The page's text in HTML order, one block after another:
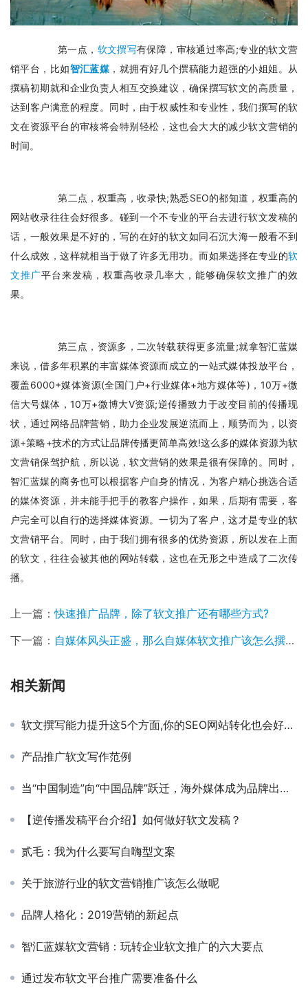
第一点， 软文撰写有保障，审核通过率高;专业的软文营
销平台，比如智汇蓝媒 ，就拥有好几个撰稿能力超强的小姐姐。从
撰稿初期就和企业负责人相互交换建议，确保撰写软文的高质量，
达到客户满意的程度。同时，由于权威性和专业性，我们撰写的软
文在资源平台的审核将会特别轻松，这也会大大的减少软文营销的
时间。
第二点，权重高，收录快;熟悉SEO的都知道，权重高的
网站收录往往会好很多。碰到一个不专业的平台去进行软文发稿的
话，一般效果是不好的，写的在好的软文如同石沉大海一般看不到
什么成效，这样就相当于做了许多无用功。而如果选择在专业的软
文推广平台来发稿，权重高收录几率大，能够确保软文推广的效
果。
第三点，资源多，二次转载获得更多流量;就拿智汇蓝媒
来说，借多年积累的丰富媒体资源而成立的一站式媒体投放平台，
覆盖6000+媒体资源(全国门户+行业媒体+地方媒体等)，10万+微
信大号媒体，10万+微博大V资源;逆传播致力于改变目前的传播现
状，通过网络品牌营销，助力企业发展逆流而上，顺势而为，以资
源+策略+技术的方式让品牌传播更简单高效!这么多的媒体资源为软
文营销保驾护航，所以说，软文营销的效果是很有保障的。同时，
智汇蓝媒的商务也可以根据客户自身的情况，为客户精心挑选合适
的媒体资源，并未能手把手的教客户操作，如果，后期有需要，客
户完全可以自行的选择媒体资源。一切为了客户，这才是专业的软
文营销平台。同时，由于我们拥有很多的优势资源，所以发在上面
的软文，往往会被其他的网站转载，这也在无形之中造成了二次传
播。
上一篇：快速推广品牌，除了软文推广还有哪些方式?
下一篇： 自媒体风头正盛，那么自媒体软文推广该怎么撰写呢?
相关新闻
软文撰写能力提升这5个方面,你的SEO网站转化也会好起来!
产品推广软文写作范例
当“中国制造”向“中国品牌”跃迁，海外媒体成为品牌出海破局的关键武器
【逆传播发稿平台介绍】如何做好软文发稿？
贰毛：我为什么要写自嗨型文案
关于旅游行业的软文营销推广该怎么做呢
品牌人格化：2019营销的新起点
智汇蓝媒软文营销：玩转企业软文推广的六大要点
通过发布软文平台推广需要准备什么